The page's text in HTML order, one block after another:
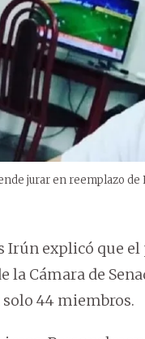
jurar en reemplazo de
Irún explicó que
la Cámara de
44 miembros.